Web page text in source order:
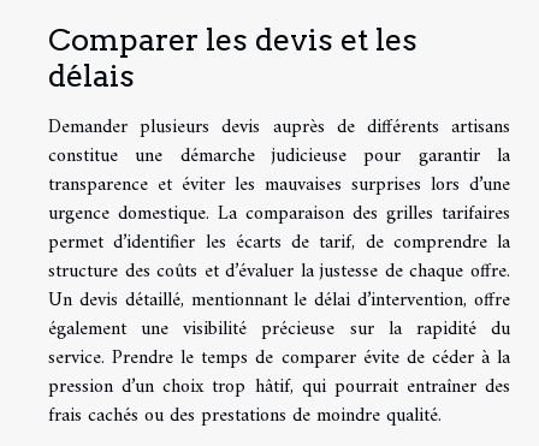
Comparer les devis et les
délais
Demander plusieurs devis auprès de différents artisans
constitue une démarche judicieuse pour garantir la
transparence et éviter les mauvaises surprises lors d’une
urgence domestique. La comparaison des grilles tarifaires
permet d’identifier les écarts de tarif, de comprendre la
structure des coûts et d’évaluer la justesse de chaque offre.
Un devis détaillé, mentionnant le délai d’intervention, offre
également une visibilité précieuse sur la rapidité du
service. Prendre le temps de comparer évite de céder à la
pression d’un choix trop hâtif, qui pourrait entraîner des
frais cachés ou des prestations de moindre qualité.